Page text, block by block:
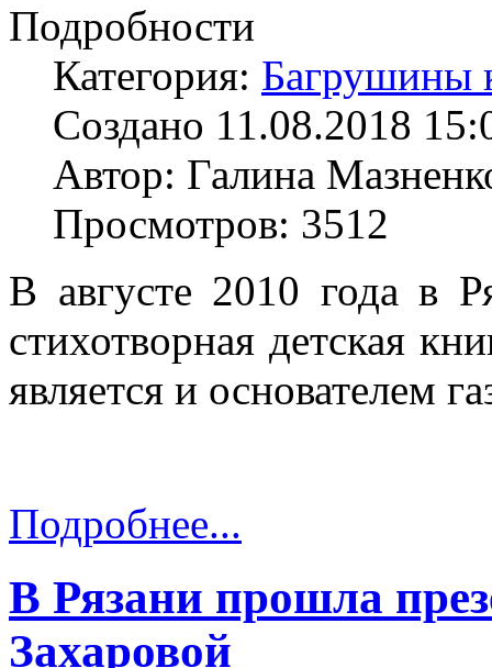
Подробности
Категория: Багрушины
Создано 11.08.2018
Автор: Галина
Просмотров: 3512
В августе 2010 года в
стихотворная детская
является и основателем
Подробнее...
В Рязани прошла
Захаровой